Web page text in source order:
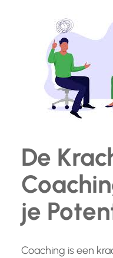
De
je
Coaching is een